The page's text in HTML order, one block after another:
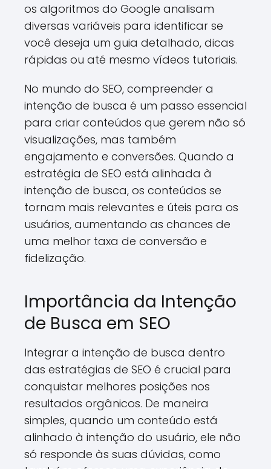
os algoritmos do Google analisam
diversas variáveis para identificar se
você deseja um guia detalhado, dicas
rápidas ou até mesmo vídeos tutoriais.
No mundo do SEO, compreender a
intenção de busca é um passo essencial
para criar conteúdos que gerem não só
visualizações, mas também
engajamento e conversões. Quando a
estratégia de SEO está alinhada à
intenção de busca, os conteúdos se
tornam mais relevantes e úteis para os
usuários, aumentando as chances de
uma melhor taxa de conversão e
fidelização.
Importância da Intenção
de Busca em SEO
Integrar a intenção de busca dentro
das estratégias de SEO é crucial para
conquistar melhores posições nos
resultados orgânicos. De maneira
simples, quando um conteúdo está
alinhado à intenção do usuário, ele não
só responde às suas dúvidas, como